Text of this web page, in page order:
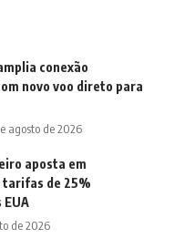
conexão
novo voo direto para
agosto de 2026
aposta em
tarifas de 25%
de 2026